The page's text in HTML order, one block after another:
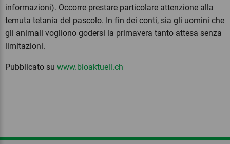
informazioni). Occorre prestare particolare attenzione alla
temuta tetania del pascolo. In fin dei conti, sia gli uomini che
gli animali vogliono godersi la primavera tanto attesa senza
limitazioni.
Pubblicato su www.bioaktuell.ch